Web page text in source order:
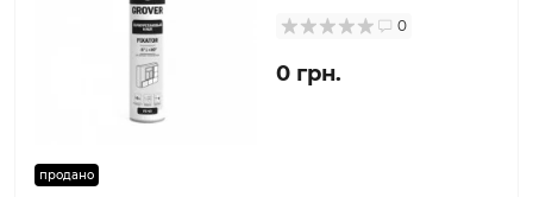
продано
0
0 грн.